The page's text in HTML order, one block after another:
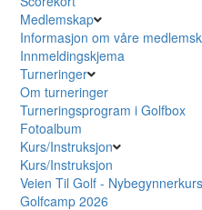
Medlemskap
Informasjon om våre
Innmeldingskjema
Turneringer
Om turneringer
Turneringsprogram i Golfbox
Fotoalbum
Kurs/Instruksjon
Kurs/Instruksjon
Veien Til Golf - Nybegynnerkurs
Golfcamp 2026